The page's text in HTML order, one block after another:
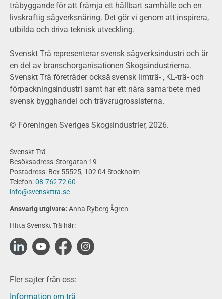
Termer och förkortningar
Planering
Klimatkalkylator hallar
Projektering av trähus - generellt
Byggsystem
Fasadsystem i skivmaterial
Bullerskärmar och andra utomhuskonstruktioner
Byggnation och utförande
Utförande
Produkter
Konstruktionsvirke
Konstruktionsvirke Behandlat
Konstruktionsvirke Fingerskarvat
Konstruktionsvirke Fingerskarvat Obehandlat
Limträ
Fanerträ
Fanerträ Obehandlat
träbyggande för att främja ett hållbart samhälle och en
livskraftig sågverksnäring. Det gör vi genom att inspirera,
utbilda och driva teknisk utveckling.
Svenskt Trä representerar svensk sågverksindustri och är
en del av branschorganisationen Skogsindustrierna.
Svenskt Trä företräder också svensk limträ- , KL-trä- och
förpackningsindustri samt har ett nära samarbete med
svensk bygghandel och trävarugrossisterna.
© Föreningen Sveriges Skogsindustrier, 2026.
Svenskt Trä
Besöksadress: Storgatan 19
Postadress: Box 55525, 102 04 Stockholm
Telefon:08-762 72 60
info@svenskttra.se
Ansvarig utgivare: Anna Ryberg Ågren
Hitta Svenskt Trä här:
Fler sajter från oss:
Information om trä